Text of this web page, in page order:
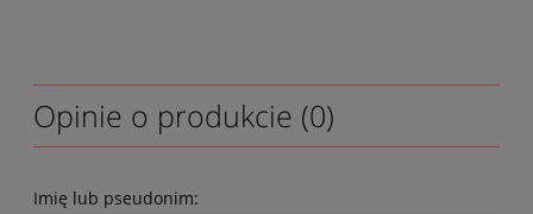
Opinie o produkcie (0)
Imię lub pseudonim: